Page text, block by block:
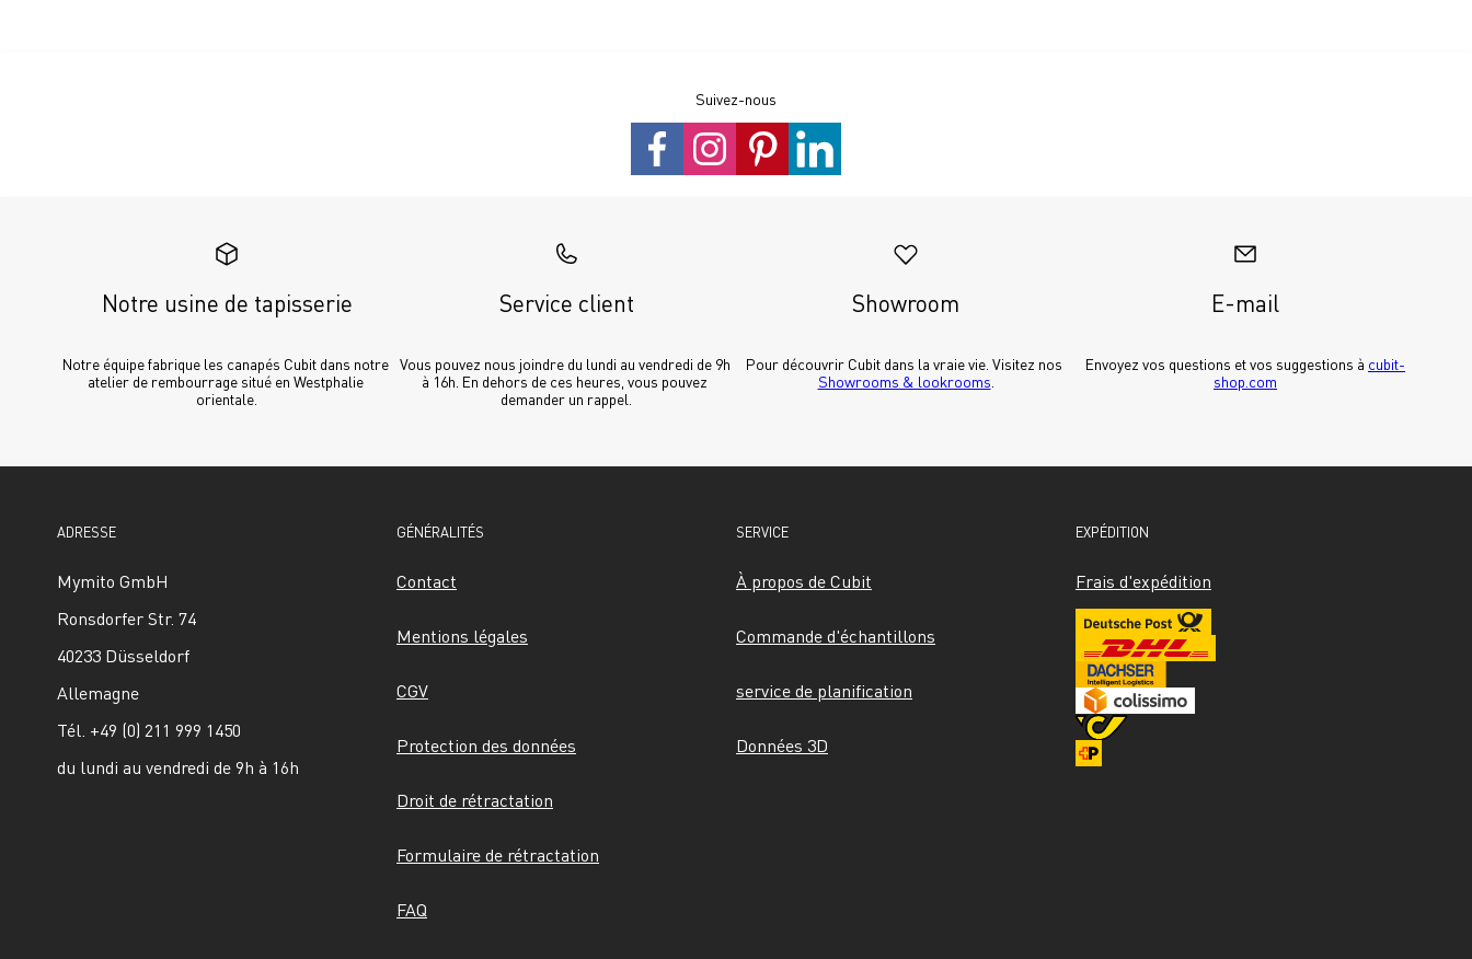
Suivez-nous
Notre usine de tapisserie
Notre équipe fabrique les canapés Cubit dans notre
atelier de rembourrage situé en Westphalie
orientale.
Service client
Vous pouvez nous joindre du lundi au vendredi de 9h
à 16h. En dehors de ces heures, vous pouvez
demander un rappel.
Showroom
Showrooms & lookrooms
E-mail
Envoyez vos questions et vos suggestions à cubit-
shop.com
ADRESSE
Mymito GmbH
Ronsdorfer Str. 74
40233 Düsseldorf
Allemagne
Tél. +49 (0) 211 999 1450
du lundi au vendredi de 9h à 16h
GÉNÉRALITÉS
Contact
Mentions légales
CGV
Protection des données
Droit de rétractation
Formulaire de rétractation
FAQ
SERVICE
À propos de Cubit
Commande d'échantillons
service de planification
Données 3D
EXPÉDITION
Frais d'expédition